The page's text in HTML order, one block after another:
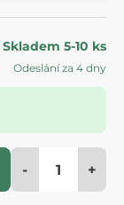
Skladem 5-10 ks
Odeslání za 4 dny
- +